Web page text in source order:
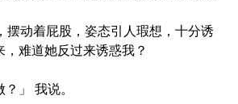
摆动着屁股，姿态引人瑕想，十分诱
，难道她反过来诱惑我？
」 我说。